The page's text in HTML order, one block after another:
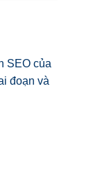
SEO của
đoạn và